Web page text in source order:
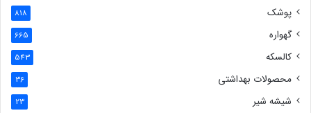
پوشک 818
گهواره 665
کالسکه 543
محصولات بهداشتی 36
شیشه شیر 23